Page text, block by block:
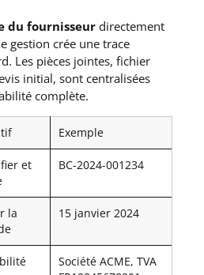
du fournisseurdirectement
gestion crée une trace
Les pièces jointes, fichier
initial, sont centralisées
complète.
Exemple
et
BC-2024-001234
la
15 janvier 2024
Société ACME, TVA